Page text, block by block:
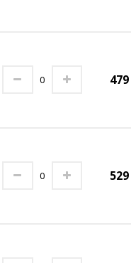
479
529